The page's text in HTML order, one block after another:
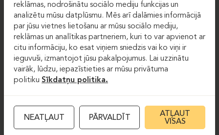
reklāmas, nodrošinātu sociālo mediju funkcijas un
analizētu mūsu datplūsmu. Mēs arī dalāmies informācijā
par jūsu vietnes lietošanu ar mūsu sociālo mediju,
reklāmas un analītikas partneriem, kuri to var apvienot ar
citu informāciju, ko esat viņiem sniedzis vai ko viņi ir
ieguvuši, izmantojot jūsu pakalpojumus. Lai uzzinātu
vairāk, lūdzu, iepazīstieties ar mūsu privātuma
politiku Sīkdatņu politika.
NEATĻAUT PĀRVALDĪT
ATĻAUT
VISAS